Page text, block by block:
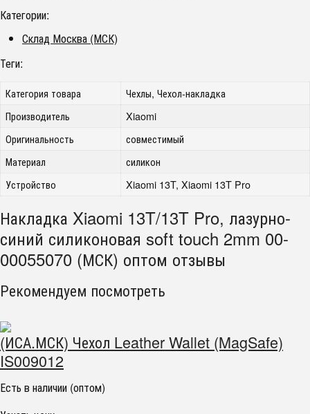
Категории:
Склад Москва (МСК)
Теги:
Категория товара
Чехлы, Чехол-накладка
Производитель
Xiaomi
Оригинальность
совместимый
Материал
силикон
Устройство
Xiaomi 13T, Xiaomi 13T Pro
Накладка Xiaomi 13T/13T Pro, лазурно-
синий силиконовая soft touch 2mm 00-
00055070 (МСК) оптом отзывы
Рекомендуем посмотреть
(ИСА.МСК) Чехол Leather Wallet (MagSafe)
IS009012
Есть в наличии (оптом)